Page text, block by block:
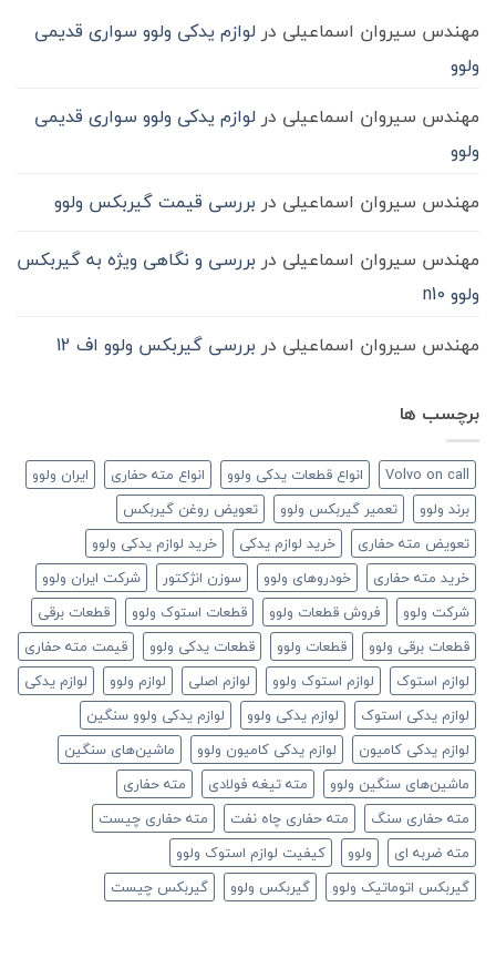
مهندس سیروان اسماعیلی در لوازم یدکی ولوو سواری قدیمی
ولوو
مهندس سیروان اسماعیلی در لوازم یدکی ولوو سواری قدیمی
ولوو
مهندس سیروان اسماعیلی در بررسی قیمت گیربکس ولوو
مهندس سیروان اسماعیلی در بررسی و نگاهی ویژه به گیربکس
ولوو n10
مهندس سیروان اسماعیلی در بررسی گیربکس ولوو اف 12
برچسب ها
Volvo on call انواع قطعات یدکی ولوو انواع مته حفاری
ایران ولوو
برند ولوو
تعمیر گیربکس ولوو
تعویض روغن گیربکس
تعویض مته حفاری
خرید لوازم یدکی
خرید لوازم یدکی ولوو
خرید مته حفاری
خودروهای ولوو سوزن انژکتور
شرکت ایران ولوو
شرکت ولوو
فروش قطعات ولوو قطعات استوک ولوو
قطعات برقی
قطعات برقی ولوو
قطعات ولوو قطعات یدکی ولوو
قیمت مته حفاری
لوازم استوک
لوازم استوک ولوو لوازم اصلی لوازم ولوو
لوازم یدکی
لوازم یدکی استوک
لوازم یدکی ولوو
لوازم یدکی ولوو سنگین
لوازم یدکی کامیون
لوازم یدکی کامیون ولوو
ماشین‌های سنگین
ماشین‌های سنگین ولوو
مته تیغه فولادی
مته حفاری
مته حفاری سنگ
مته حفاری چاه نفت
مته حفاری چیست
مته ضربه ای
ولوو
کیفیت لوازم استوک ولوو
گیربکس اتوماتیک ولوو
گیربکس ولوو گیربکس چیست